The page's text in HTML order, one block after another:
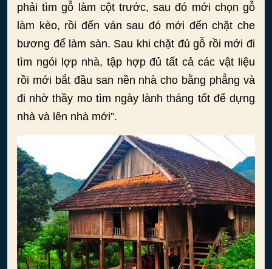
phải tìm gỗ làm cột trước, sau đó mới chọn gỗ
làm kèo, rồi đến ván sau đó mới đến chặt che
bương để làm sàn. Sau khi chặt đủ gỗ rồi mới đi
tìm ngói lợp nhà, tập hợp đủ tất cả các vật liệu
rồi mới bắt đầu san nền nhà cho bằng phẳng và
đi nhờ thầy mo tìm ngày lành tháng tốt để dựng
nhà và lên nhà mới”.